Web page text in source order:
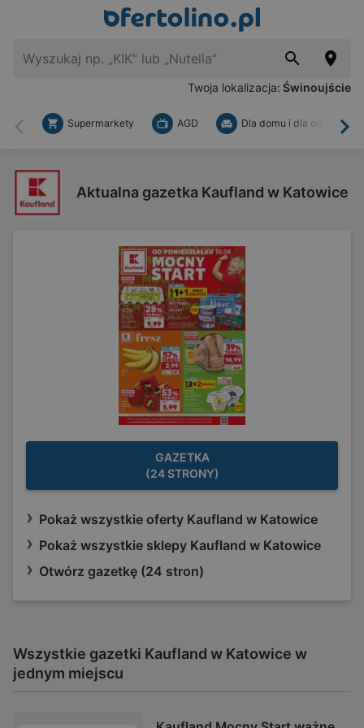
Twoja lokalizacja: Świnoujście
Wstecz
Supermarkety AGD Dla domu i dla ogrodu
Aktualna gazetka Kaufland w Katowice
GAZETKA
(24 STRONY)
Pokaż wszystkie oferty Kaufland w Katowice
Pokaż wszystkie sklepy Kaufland w Katowice
Otwórz gazetkę (24 stron)
Wszystkie gazetki Kaufland w Katowice w
jednym miejscu